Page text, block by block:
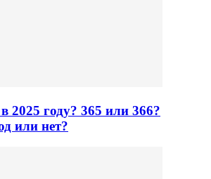
2025 году? 365 или 366?
или нет?